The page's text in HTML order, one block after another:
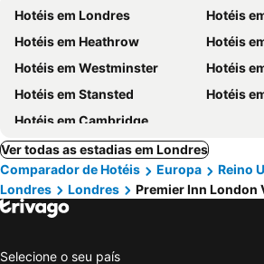
Hotéis em Londres
Hotéis
Hotéis em Heathrow
Hotéis
Hotéis em Westminster
Hotéis
Hotéis em Stansted
Hotéis
Hotéis em Cambridge
Ver todas as estadias em Londres
Comparador de Hotéis
Europa Reino
Londres
Londres Premier Inn London
Selecione o seu país